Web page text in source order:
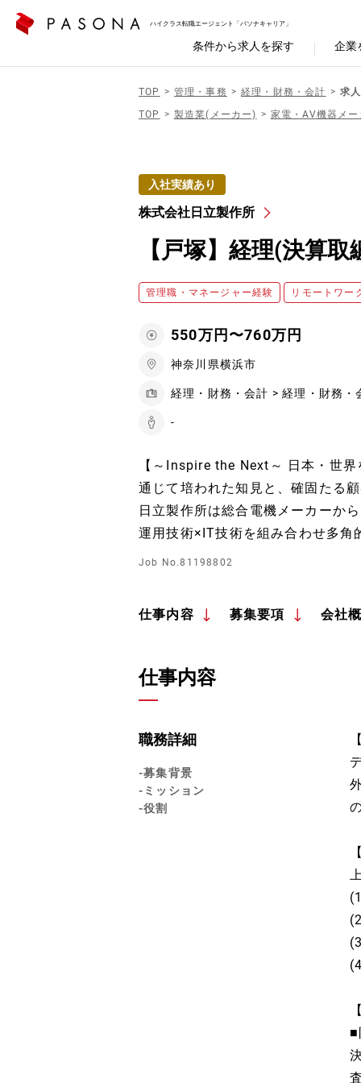
ハイクラス転職エージェント「パソナキャリア」
条件から求人を探す 企業
TOP 管理・事務 経理・財務・会計
求
TOP
製造業(メーカー) 家電・AV機器メ
入社実績あり
株式会社日立製作所
【戸塚】経理(決算
管理職・マネージャー経験 リモートワー
550万円〜760万円
神奈川県横浜市
経理・財務・会計 > 経理・財務・
-
【～Inspire the Next～ 日本・世
通じて培われた知見と、確固たる
日立製作所は総合電機メーカーか
運用技術×IT技術を組み合わせ多角
Job No.81198802
仕事内容 募集要項 会社
仕事内容
職務詳細
-募集背景
-ミッション
-役割
■